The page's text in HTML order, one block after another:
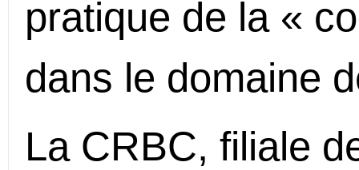
pratique de la «
dans le domaine
La CRBC, filiale